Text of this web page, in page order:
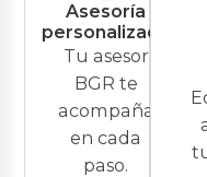
Asesoría
personalizada
Tu asesor
BGR te
acompaña
en cada
paso.